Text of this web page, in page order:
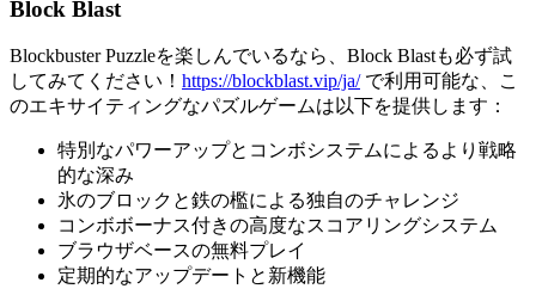
Block Blast
Blockbuster Puzzleを楽しんでいるなら、Block Blastも必ず試
してみてください！ https://blockblast.vip/ja/で利用可能な、こ
のエキサイティングなパズルゲームは以下を提供します：
特別なパワーアップとコンボシステムによるより戦略
的な深み
氷のブロックと鉄の檻による独自のチャレンジ
コンボボーナス付きの高度なスコアリングシステム
ブラウザベースの無料プレイ
定期的なアップデートと新機能